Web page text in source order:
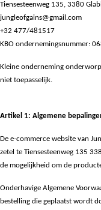
Tiensesteenweg 135, 3380
jungleofgains@gmail.com
+32 477/481517
KBO ondernemingsnummer:
Kleine onderneming
niet toepasselijk.
Artikel 1: Algemene
De e-commerce website van
zetel te Tiensesteenweg 135
de mogelijkheid om de
Onderhavige Algemene
bestelling die geplaatst wordt